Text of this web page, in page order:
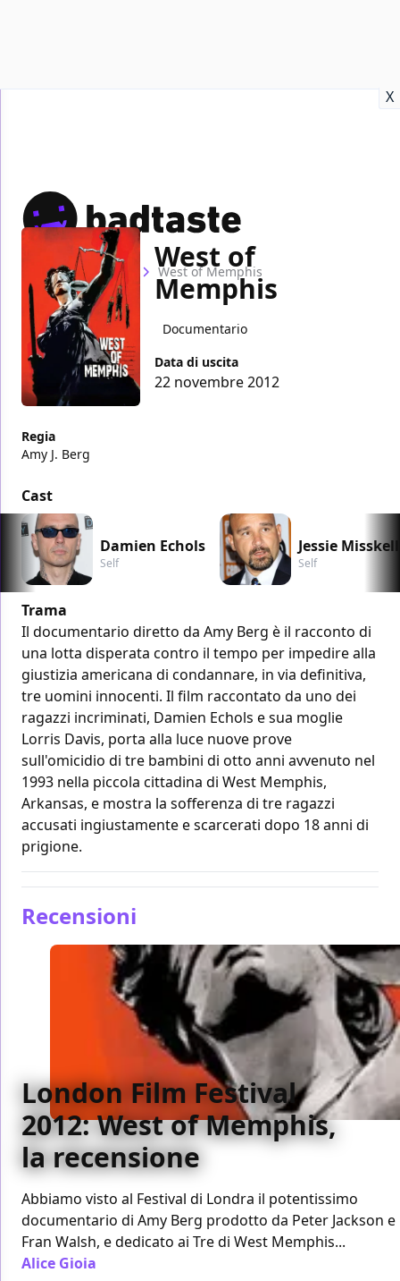
X
Home Film West of Memphis
West of
Memphis
Documentario
Data di uscita
22 novembre 2012
Regia
Amy J. Berg
Cast
Damien Echols
Self
Jessie
Self
Trama
Il documentario diretto da Amy Berg è il racconto di
una lotta disperata contro il tempo per impedire alla
giustizia americana di condannare, in via definitiva,
tre uomini innocenti. Il film raccontato da uno dei
ragazzi incriminati, Damien Echols e sua moglie
Lorris Davis, porta alla luce nuove prove
sull'omicidio di tre bambini di otto anni avvenuto nel
1993 nella piccola cittadina di West Memphis,
Arkansas, e mostra la sofferenza di tre ragazzi
accusati ingiustamente e scarcerati dopo 18 anni di
prigione.
Recensioni
London Film Festival
2012: West of Memphis,
la recensione
Abbiamo visto al Festival di Londra il potentissimo
documentario di Amy Berg prodotto da Peter Jackson e
Fran Walsh, e dedicato ai Tre di West Memphis...
Alice Gioia